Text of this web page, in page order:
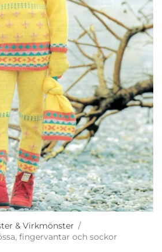
& Virkmönster /
fingervantar och sockor